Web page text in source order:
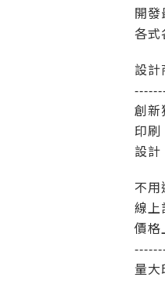
開發
各式
設計
創新
印刷
設計
不用
線上
價格
量大